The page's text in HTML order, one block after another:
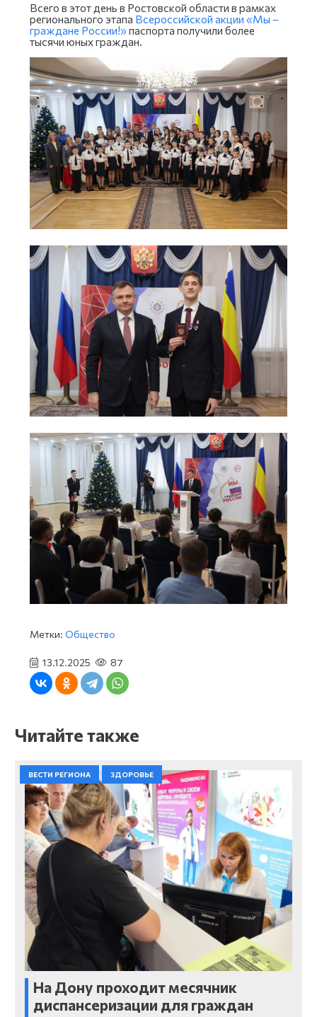
Всего в этот день в Ростовской области в рамках
регионального этапа Всероссийской акции «Мы –
граждане России!» паспорта получили более
тысячи юных граждан.
Метки: Общество
13.12.2025 87
Читайте также
ВЕСТИ РЕГИОНА ЗДОРОВЬЕ
На Дону проходит месячник
диспансеризации для граждан